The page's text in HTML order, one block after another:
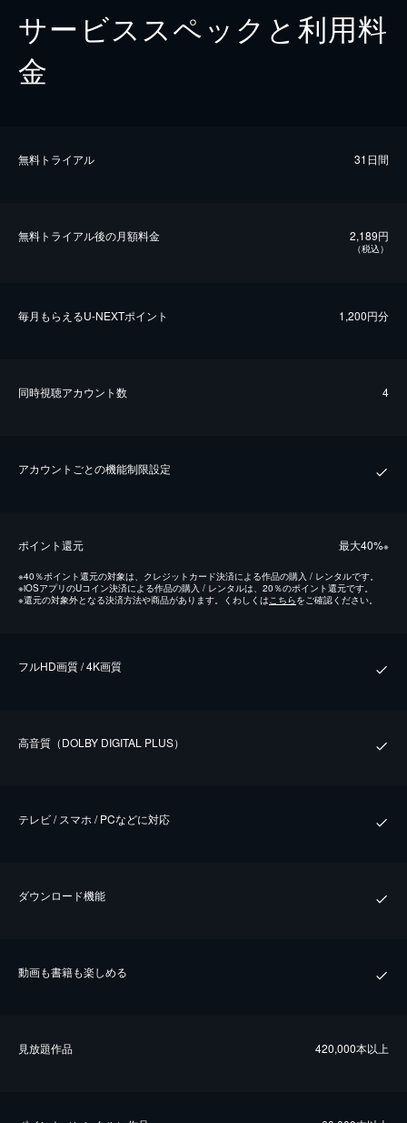
サービススペックと利用料
金
無料トライアル 31日間
無料トライアル後の⽉額料金 2,189円
（税込）
毎⽉もらえるU-NEXTポイント 1,200円分
同時視聴アカウント数 4
アカウントごとの機能制限設定
ポイント還元 最⼤40%※
※40％ポイント還元の対象は、クレジットカード決済による作品の購入 / レンタルです。
※iOSアプリのUコイン決済による作品の購入 / レンタルは、20％のポイント還元です。
※還元の対象外となる決済方法や商品があります。くわしくはこちらをご確認ください。
フルHD画質 / 4K画質
⾼⾳質（DOLBY DIGITAL PLUS）
テレビ / スマホ / PCなどに対応
ダウンロード機能
動画も書籍も楽しめる
⾒放題作品 420,000本以上